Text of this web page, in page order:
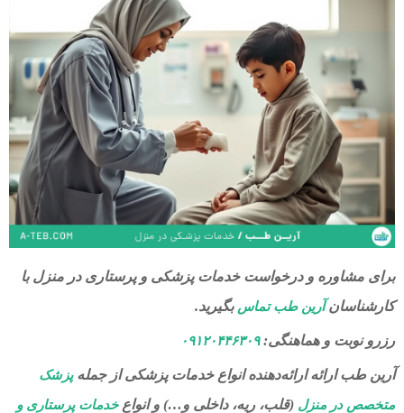
برای مشاوره و درخواست خدمات پزشکی و پرستاری در منزل با
کارشناسانآرین طب تماسبگیرید.
رزرو نوبت و هماهنگی:۰۹۱۲۰۴۴۶۳۰۹
آرین طب ارائه ارائه‌دهنده انواع خدمات پزشکی از جمله پزشک
متخصص در منزل (قلب، ریه، داخلی و…) و انواع خدمات پرستاری و